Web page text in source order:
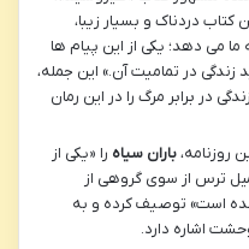
کتاب دردناک و بسیار زیبا،
می دهد؛ یکی از این پیام ها
در تمامیت آن.» این جمله،
در برابر مرگ را در این رمان
روزنامه،باران سیاه را «یکی از
ترس از سوی گروهی از
است» توصیف کرده و به
اشاره دارد.